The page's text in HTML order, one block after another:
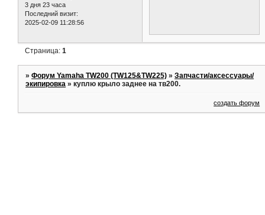
3 дня 23 часа
Последний визит:
2025-02-09 11:28:56
Страница:1
»Форум Yamaha TW200 (TW125&TW225) »Запчасти/аксессуары/
экипировка »куплю крыло заднее на тв200.
создать форум